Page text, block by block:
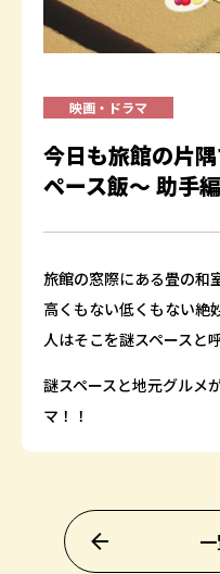
映画・ドラマ
今日も旅館の片
ペース飯～ 助手編
旅館の窓際にある畳の和
高くもない低くもない
人はそこを謎スペースと
謎スペースと地元グルメ
マ！！